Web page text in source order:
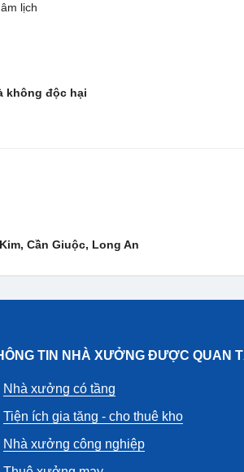
lịch
không độc hại
Cần Giuộc, Long An
TIN NHÀ XƯỞNG ĐƯỢC QUAN
Nhà xưởng có tầng
Tiện ích gia tăng - cho thuê kho
Nhà xưởng công nghiệp